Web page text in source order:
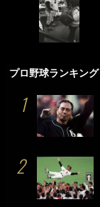
プロ野球ランキング